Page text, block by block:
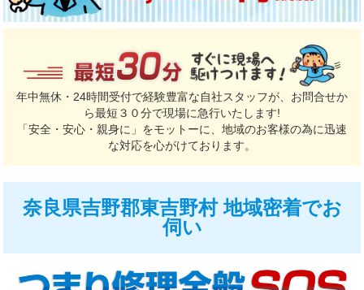
年中無休・24時間受付で経験豊富な自社スタッフが、お問合せか
ら最短３０分で現場に急行いたします!
「安全・安心・親身に」をモットーに、地域のお客様の為に迅速
な対応を心がけております。
奈良県吉野郡東吉野村 地域密着でお
伺い